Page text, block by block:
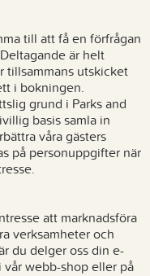
till att få en förfrågan
är helt
tillsammans utskicket
i bokningen.
grund i Parks and
basis samla in
våra gästers
på personuppgifter när
att marknadsföra
verksamheter och
du delger oss din e-
webb-shop eller på